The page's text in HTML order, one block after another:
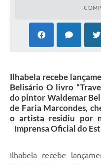
Ilhabela recebe
Belisário O livro
do pintor Waldemar
de Faria Marcondes,
o artista residiu por
Imprensa Oficial do
Ilhabela recebe